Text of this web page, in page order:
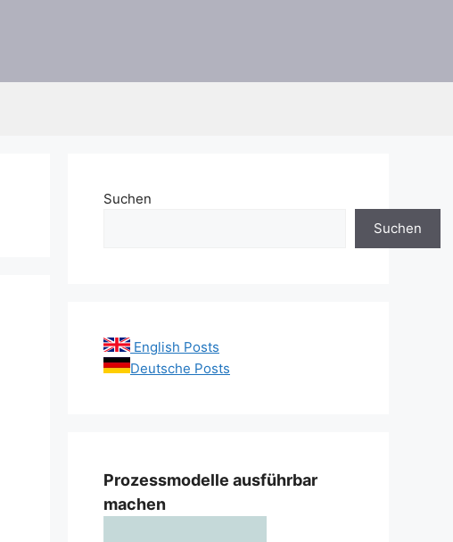
Suchen
Suchen
English Posts
Deutsche Posts
Prozessmodelle ausführbar
machen